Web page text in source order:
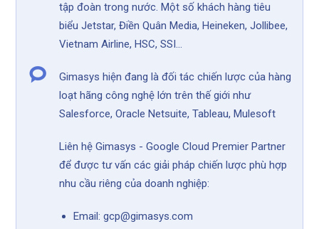
tập đoàn trong nước. Một số khách hàng tiêu
biểu Jetstar, Điền Quân Media, Heineken, Jollibee,
Vietnam Airline, HSC, SSI...
Gimasys hiện đang là đối tác chiến lược của hàng
loạt hãng công nghệ lớn trên thế giới như
Salesforce, Oracle Netsuite, Tableau, Mulesoft
Liên hệ Gimasys - Google Cloud Premier Partner
để được tư vấn các giải pháp chiến lược phù hợp
nhu cầu riêng của doanh nghiệp:
Email: gcp@gimasys.com